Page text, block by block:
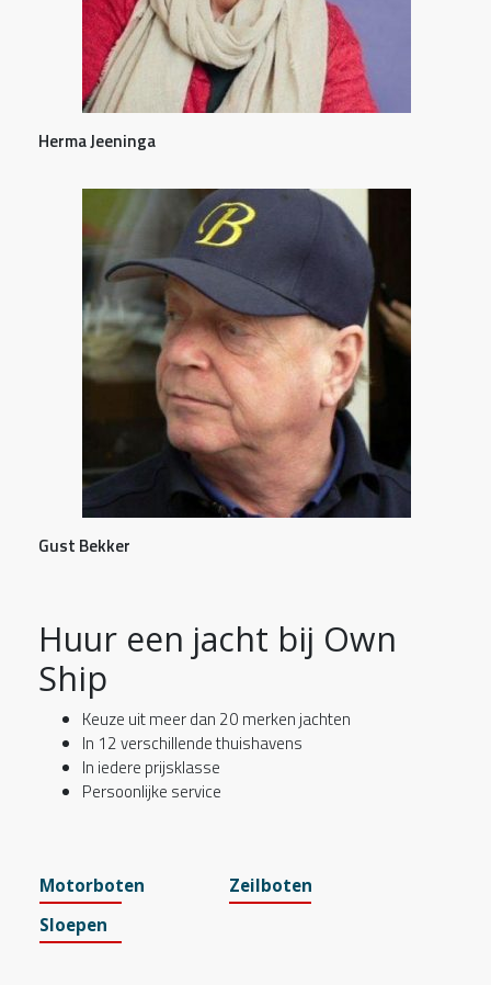
Herma Jeeninga
Gust Bekker
Huur een jacht bij Own
Ship
Keuze uit meer dan 20 merken jachten
In 12 verschillende thuishavens
In iedere prijsklasse
Persoonlijke service
Motorboten
Zeilboten
Sloepen